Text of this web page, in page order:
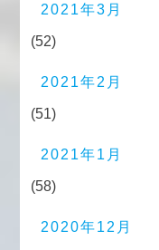
2021年3月
(52)
2021年2月
(51)
2021年1月
(58)
2020年12月